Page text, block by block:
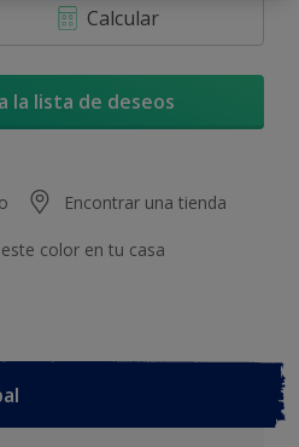
Calcular
la lista de deseos
Encontrar una tienda
color en tu casa